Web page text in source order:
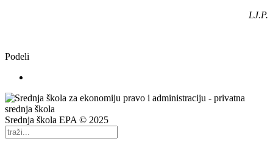
LJ.P.
Podeli
Srednja škola EPA © 2025